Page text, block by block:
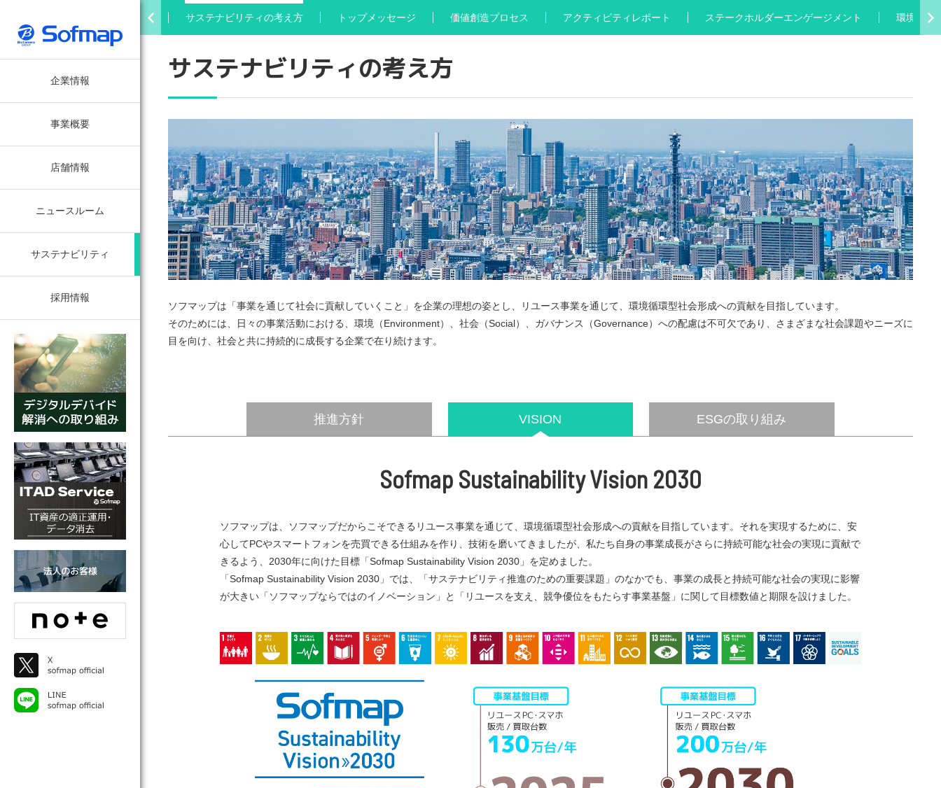
企業情報
事業概要
店舗情報
ニュースルーム
サステナビリティ
採用情報
サステナビリティ トップ サステナビリティの考え方 トップメッセージ 価値創造プロセス アクティビティレポート ステークホルダーエンゲージメント 環境への
サステナビリティの考え方
ソフマップは「事業を通じて社会に貢献していくこと」を企業の理想の姿とし、リユース事業を通じて、環境循環型社会形成への貢献を目指しています。
そのためには、日々の事業活動における、環境（Environment）、社会（Social）、ガバナンス（Governance）への配慮は不可欠であり、さまざまな社会課題やニーズに
目を向け、社会と共に持続的に成長する企業で在り続けます。
推進方針 VISION ESGの取り組み
Sofmap Sustainability Vision 2030
ソフマップは、ソフマップだからこそできるリユース事業を通じて、環境循環型社会形成への貢献を目指しています。それを実現するために、安
心してPCやスマートフォンを売買できる仕組みを作り、技術を磨いてきましたが、私たち自身の事業成長がさらに持続可能な社会の実現に貢献で
きるよう、2030年に向けた目標「Sofmap Sustainability Vision 2030」を定めました。
「Sofmap Sustainability Vision 2030」では、「サステナビリティ推進のための重要課題」のなかでも、事業の成長と持続可能な社会の実現に影響
が大きい「ソフマップならではのイノベーション」と「リユースを支え、競争優位をもたらす事業基盤」に関して目標数値と期限を設けました。